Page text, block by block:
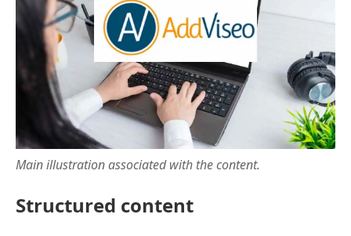
Main illustration associated with the content.
Structured content